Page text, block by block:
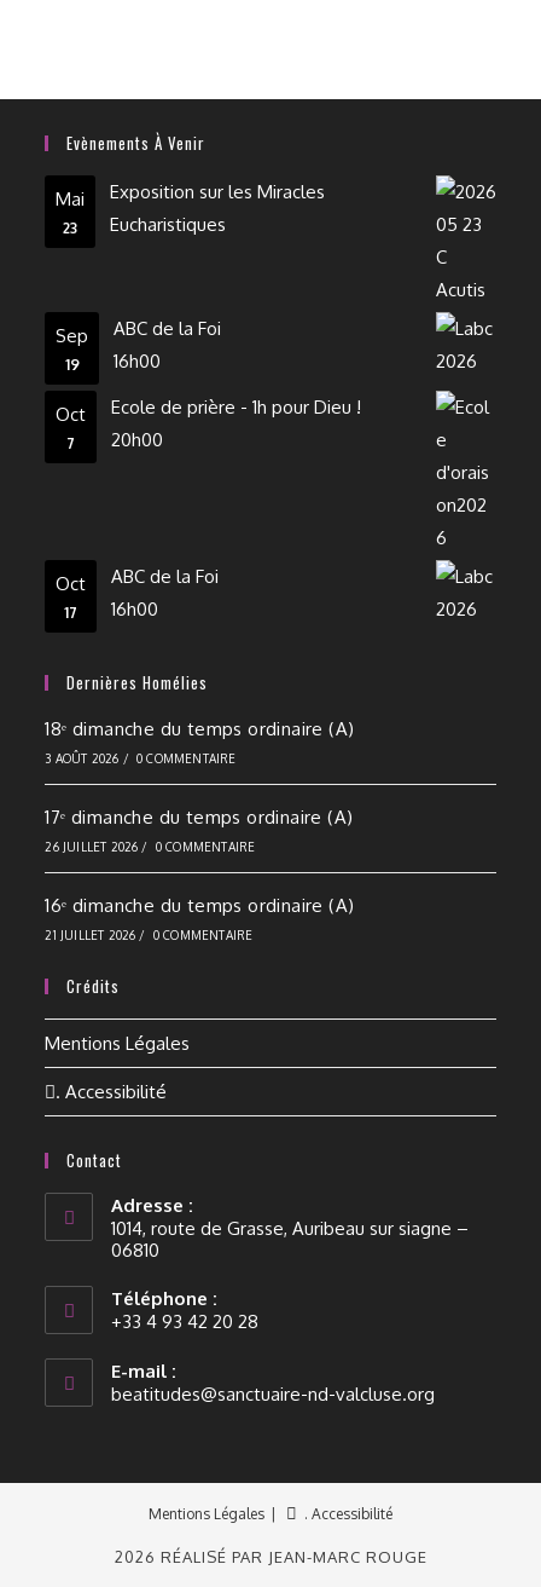
Evènements À Venir
Mai
23
Exposition sur les Miracles
Eucharistiques
Sep
19
ABC de la Foi
16h00
Oct
7
Ecole de prière - 1h pour Dieu !
20h00
Oct
17
ABC de la Foi
16h00
Dernières Homélies
18ᵉ dimanche du temps ordinaire (A)
3 AOÛT 2026 / 0 COMMENTAIRE
17ᵉ dimanche du temps ordinaire (A)
26 JUILLET 2026 / 0 COMMENTAIRE
16ᵉ dimanche du temps ordinaire (A)
21 JUILLET 2026 / 0 COMMENTAIRE
Crédits
Mentions Légales
. Accessibilité
Contact
Adresse :
1014, route de Grasse, Auribeau sur siagne –
06810
Téléphone :
+33 4 93 42 20 28
E-mail :
beatitudes@sanctuaire-nd-valcluse.org
Mentions Légales . Accessibilité
2026 RÉALISÉ PAR JEAN-MARC ROUGE